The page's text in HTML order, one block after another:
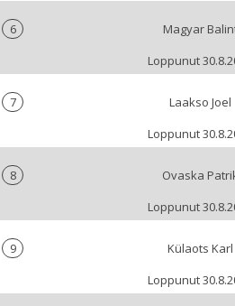
6
Magyar
Loppunut
7
Laakso Joel
Loppunut
8
Ovaska
Loppunut
9
Külaots Karl
Loppunut